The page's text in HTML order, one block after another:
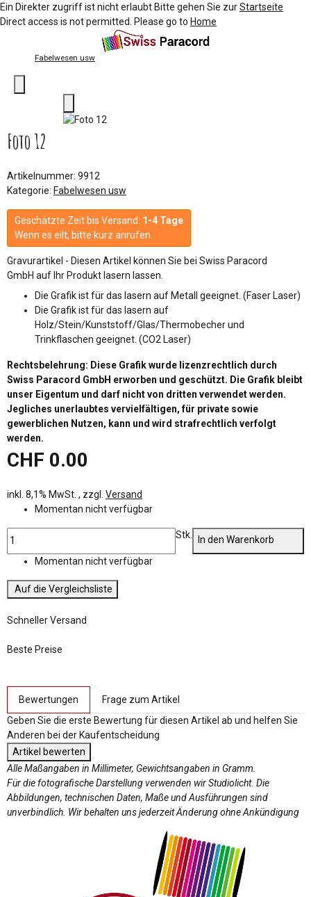
Ein Direkter zugriff ist nicht erlaubt Bitte gehen Sie zurStartseite
Direct access is not permitted. Please go to Home
Fabelwesen usw
Foto 12
Artikelnummer: 9912
Kategorie: Fabelwesen usw
Geschätzte Zeit bis Versand: 1-4 Tage
Wenn es eilt, bitte kurz anrufen.
Gravurartikel - Diesen Artikel können Sie bei Swiss Paracord
GmbH auf Ihr Produkt lasern lassen.
Die Grafik ist für das lasern auf Metall geeignet. (Faser Laser)
Die Grafik ist für das lasern auf
Holz/Stein/Kunststoff/Glas/Thermobecher und
Trinkflaschen geeignet. (CO2 Laser)
Rechtsbelehrung: Diese Grafik wurde lizenzrechtlich durch
Swiss Paracord GmbH erworben und geschützt. Die Grafik bleibt
unser Eigentum und darf nicht von dritten verwendet werden.
Jegliches unerlaubtes vervielfältigen, für private sowie
gewerblichen Nutzen, kann und wird strafrechtlich verfolgt
werden.
CHF 0.00
inkl. 8,1% MwSt. , zzgl. Versand
Momentan nicht verfügbar
Stk.
In den Warenkorb
Momentan nicht verfügbar
Auf die Vergleichsliste
Schneller Versand
Beste Preise
Bewertungen
Frage zum Artikel
Geben Sie die erste Bewertung für diesen Artikel ab und helfen Sie
Anderen bei der Kaufentscheidung
Artikel bewerten
Alle Maßangaben in Millimeter, Gewichtsangaben in Gramm.
Für die fotografische Darstellung verwenden wir Studiolicht. Die
Abbildungen, technischen Daten, Maße und Ausführungen sind
unverbindlich. Wir behalten uns jederzeit Änderung ohne Ankündigung